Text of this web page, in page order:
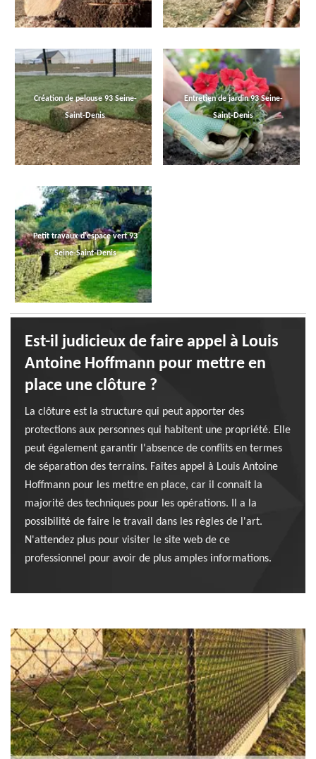
Création de pelouse 93 Seine-
Saint-Denis
Entretien de jardin 93 Seine-
Saint-Denis
Petit travaux d'espace vert 93
Seine-Saint-Denis
Est-il judicieux de faire appel à Louis
Antoine Hoffmann pour mettre en
place une clôture ?
La clôture est la structure qui peut apporter des
protections aux personnes qui habitent une propriété. Elle
peut également garantir l'absence de conflits en termes
de séparation des terrains. Faites appel à Louis Antoine
Hoffmann pour les mettre en place, car il connait la
majorité des techniques pour les opérations. Il a la
possibilité de faire le travail dans les règles de l'art.
N'attendez plus pour visiter le site web de ce
professionnel pour avoir de plus amples informations.